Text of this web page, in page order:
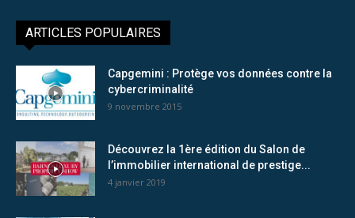
ARTICLES POPULAIRES
Capgemini : Protège vos données contre la
cybercriminalité
9 novembre 2015
Découvrez la 1ère édition du Salon de
l’immobilier international de prestige...
4 janvier 2019